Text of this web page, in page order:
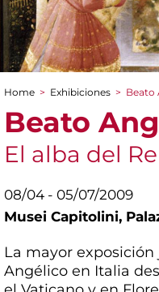
You are here
Home > Exhibiciones > Beato
Beato
El alba del
08/04 - 05/07/2009
Musei Capitolini,
La mayor
Angélico en Italia